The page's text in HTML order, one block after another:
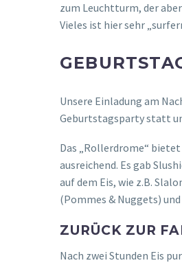
zum Leuchtturm, der
Vieles ist hier sehr
Unsere Einladung am
Geburtstagsparty statt
Das „Rollerdrome“
ausreichend. Es gab
auf dem Eis, wie z.B.
(Pommes & Nuggets)
ZURÜCK ZUR
Nach zwei Stunden Eis